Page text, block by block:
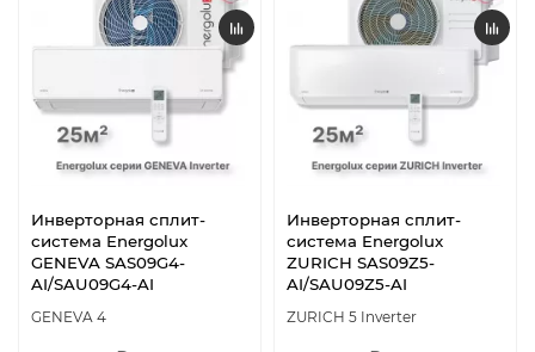
Инверторная сплит-
система Energolux
GENEVA SAS09G4-
AI/SAU09G4-AI
GENEVA 4
Инверторная сплит-
система Energolux
ZURICH SAS09Z5-
AI/SAU09Z5-AI
ZURICH 5 Inverter